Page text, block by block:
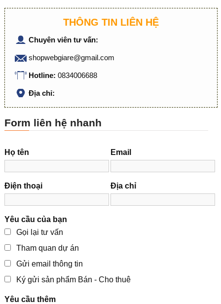
THÔNG TIN LIÊN HỆ
Chuyên viên tư vấn:
shopwebgiare@gmail.com
Hotline: 0834006688
Địa chỉ:
Form liên hệ nhanh
Họ tên Email
Điện thoại Địa chỉ
Yêu cầu của bạn
Gọi lại tư vấn
Tham quan dự án
Gửi email thông tin
Ký gửi sản phẩm Bán - Cho thuê
Yêu cầu thêm